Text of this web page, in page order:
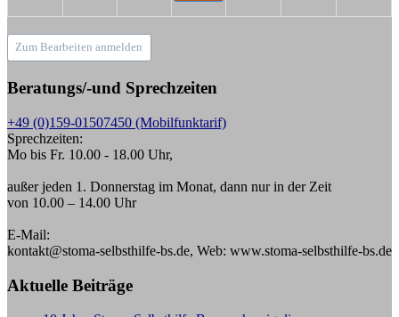
Zum Bearbeiten anmelden
Beratungs/-und Sprechzeiten
+49 (0)159-01507450 (Mobilfunktarif)
Sprechzeiten:
Mo bis Fr. 10.00 - 18.00 Uhr,
außer jeden 1. Donnerstag im Monat, dann nur in der Zeit
von 10.00 – 14.00 Uhr
E-Mail:
kontakt@stoma-selbsthilfe-bs.de, Web: www.stoma-selbsthilfe-bs.de
Aktuelle Beiträge